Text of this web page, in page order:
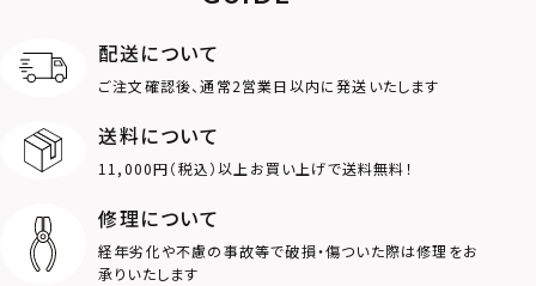
MOTIF
ダブルリング
ロゴ
配送について
ご注文確認後、通常2営業日以内に発送いたします
送料について
11,000円（税込）以上お買い上げで送料無料！
修理について
経年劣化や不慮の事故等で破損・傷ついた際は修理をお
承りいたします